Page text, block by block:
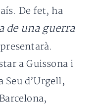
De fet, ha
de una guerra
a Guissona i
Seu d’Urgell,